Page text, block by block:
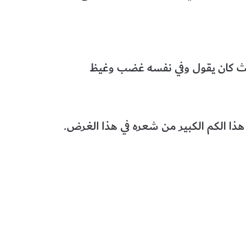
حيث كان يقول وفي نفسه غضب وغيظ
الكم الكبير من شعره في هذا الغرض.